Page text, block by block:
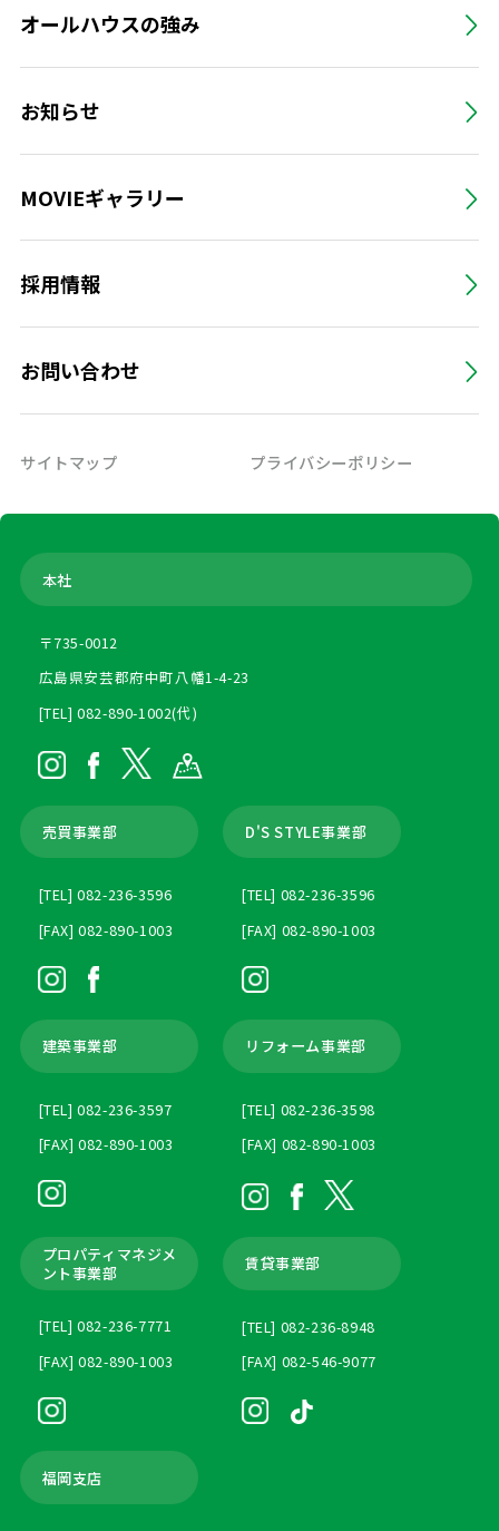
オールハウスの強み
お知らせ
MOVIEギャラリー
採用情報
お問い合わせ
サイトマップ プライバシーポリシー
本社
〒735-0012
広島県安芸郡府中町八幡1-4-23
[TEL] 082-890-1002(代)
売買事業部
[TEL] 082-236-3596
[FAX] 082-890-1003
D'S STYLE事業部
[TEL] 082-236-3596
[FAX] 082-890-1003
建築事業部
[TEL] 082-236-3597
[FAX] 082-890-1003
リフォーム事業部
[TEL] 082-236-3598
[FAX] 082-890-1003
プロパティマネジメ
ント事業部
[TEL] 082-236-7771
[FAX] 082-890-1003
賃貸事業部
[TEL] 082-236-8948
[FAX] 082-546-9077
福岡支店